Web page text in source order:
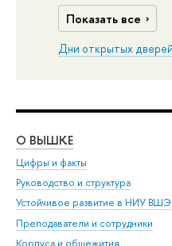
Показать все
Дни открытых дверей
О ВЫШКЕ
Цифры и факты
Руководство и структура
Устойчивое развитие в НИУ ВШЭ
Преподаватели и сотрудники